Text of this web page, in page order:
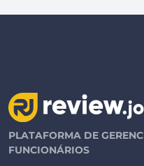
PLATAFORMA DE
FUNCIONÁRIOS